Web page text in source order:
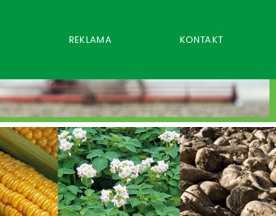
REKLAMA KONTAKT
WPISZ CO NAJMNIEJ 3 ZNAKI